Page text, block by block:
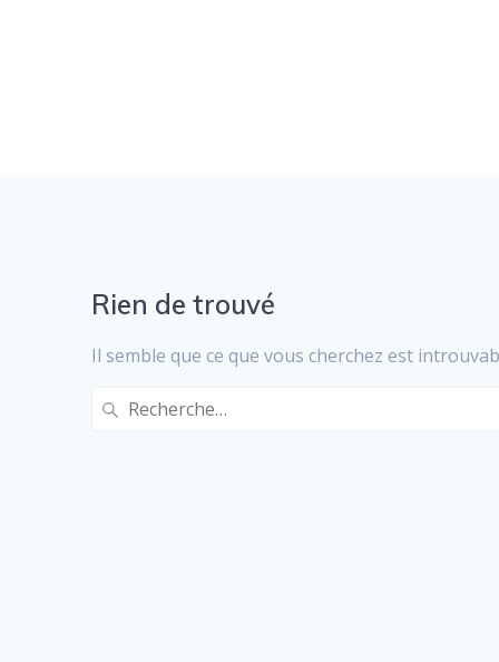
Rien de trouvé
Il semble que ce que vous cherchez est
Recherche
pour